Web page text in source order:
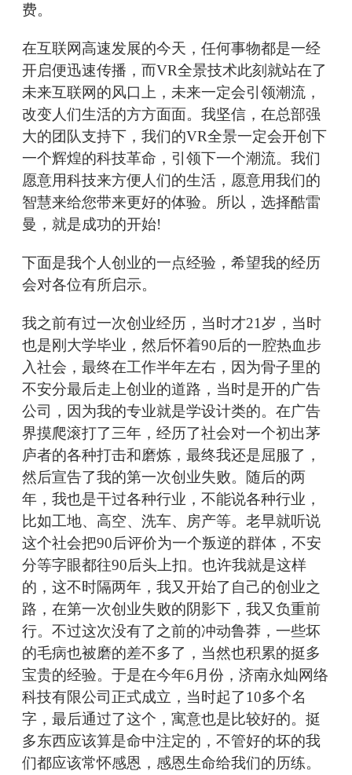
费。
在互联网高速发展的今天，任何事物都是一经
开启便迅速传播，而VR全景技术此刻就站在了
未来互联网的风口上，未来一定会引领潮流，
改变人们生活的方方面面。我坚信，在总部强
大的团队支持下，我们的VR全景一定会开创下
一个辉煌的科技革命，引领下一个潮流。我们
愿意用科技来方便人们的生活，愿意用我们的
智慧来给您带来更好的体验。所以，选择酷雷
曼，就是成功的开始!
下面是我个人创业的一点经验，希望我的经历
会对各位有所启示。
我之前有过一次创业经历，当时才21岁，当时
也是刚大学毕业，然后怀着90后的一腔热血步
入社会，最终在工作半年左右，因为骨子里的
不安分最后走上创业的道路，当时是开的广告
公司，因为我的专业就是学设计类的。在广告
界摸爬滚打了三年，经历了社会对一个初出茅
庐者的各种打击和磨炼，最终我还是屈服了，
然后宣告了我的第一次创业失败。随后的两
年，我也是干过各种行业，不能说各种行业，
比如工地、高空、洗车、房产等。老早就听说
这个社会把90后评价为一个叛逆的群体，不安
分等字眼都往90后头上扣。也许我就是这样
的，这不时隔两年，我又开始了自己的创业之
路，在第一次创业失败的阴影下，我又负重前
行。不过这次没有了之前的冲动鲁莽，一些坏
的毛病也被磨的差不多了，当然也积累的挺多
宝贵的经验。于是在今年6月份，济南永灿网络
科技有限公司正式成立，当时起了10多个名
字，最后通过了这个，寓意也是比较好的。挺
多东西应该算是命中注定的，不管好的坏的我
们都应该常怀感恩，感恩生命给我们的历练。